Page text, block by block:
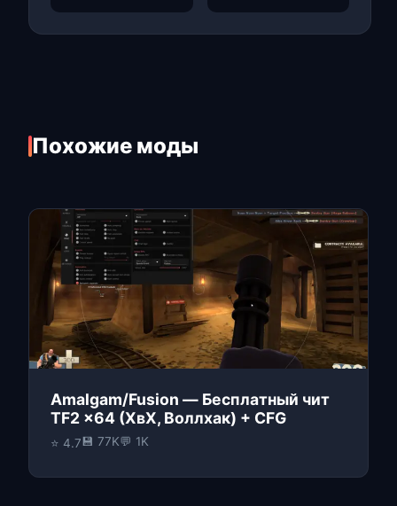
Похожие моды
Amalgam/Fusion — Бесплатный чит
TF2 x64 (ХвХ, Воллхак) + CFG
⭐ 4.7💾 77K💬 1K